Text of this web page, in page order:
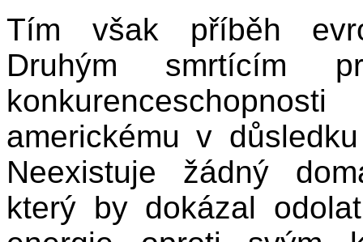
Tím však příběh
Druhým smrtícím
americkému v
Neexistuje žádný
který by dokázal